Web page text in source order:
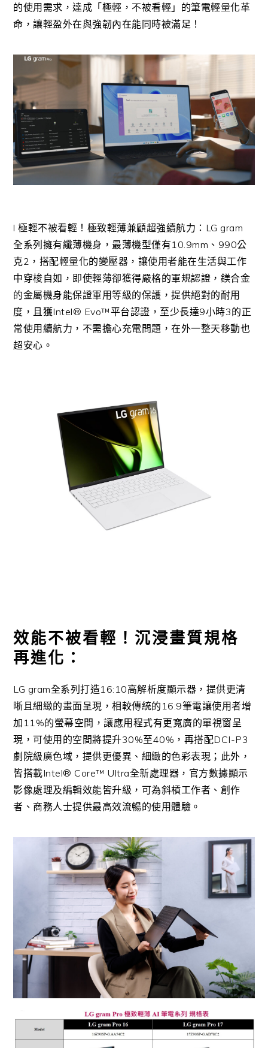
的使用需求，達成「極輕，不被看輕」的筆電輕量化革
命，讓輕盈外在與強韌內在能同時被滿足！
l 極輕不被看輕！極致輕薄兼顧超強續航力：LG gram
全系列擁有纖薄機身，最薄機型僅有10.9mm、990公
克2，搭配輕量化的變壓器，讓使用者能在生活與工作
中穿梭自如，即使輕薄卻獲得嚴格的軍規認證，鎂合金
的金屬機身能保證軍用等級的保護，提供絕對的耐用
度，且獲Intel® Evo™平台認證，至少長達9小時3的正
常使用續航力，不需擔心充電問題，在外一整天移動也
超安心。
效能不被看輕！沉浸畫質規格
再進化：
LG gram全系列打造16:10高解析度顯示器，提供更清
晰且細緻的畫面呈現，相較傳統的16:9筆電讓使用者增
加11%的螢幕空間，讓應用程式有更寬廣的單視窗呈
現，可使用的空間將提升30%至40%，再搭配DCI-P3
劇院級廣色域，提供更優異、細緻的色彩表現；此外，
皆搭載Intel® Core™ Ultra全新處理器，官方數據顯示
影像處理及編輯效能皆升級，可為斜槓工作者、創作
者、商務人士提供最高效流暢的使用體驗。